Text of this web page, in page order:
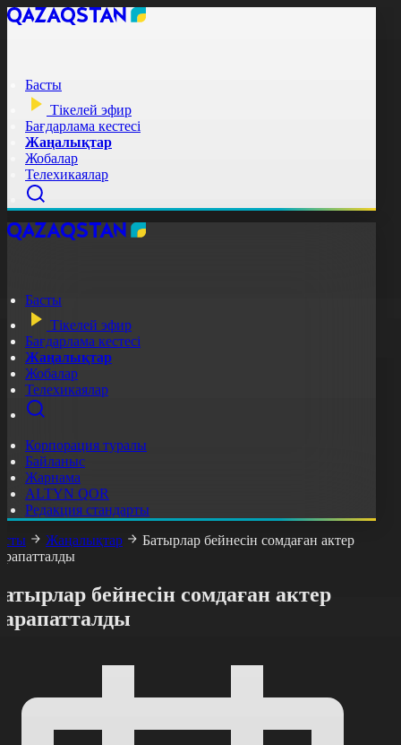
Басты
Тікелей эфир
Бағдарлама кестесі
Жаңалықтар
Жобалар
Телехикаялар
Басты
Тікелей эфир
Бағдарлама кестесі
Жаңалықтар
Жобалар
Телехикаялар
Корпорация туралы
Байланыс
Жарнама
ALTYN QOR
Редакция стандарты
Жаңалықтар
Батырлар бейнесін сомдаған актер
бейнесін сомдаған актер